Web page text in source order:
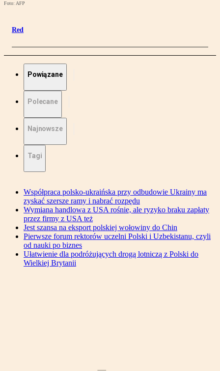
Foto: AFP
Red
Powiązane
Polecane
Najnowsze
Tagi
Współpraca polsko-ukraińska przy odbudowie Ukrainy ma
zyskać szersze ramy i nabrać rozpędu
Wymiana handlowa z USA rośnie, ale ryzyko braku zapłaty
przez firmy z USA też
Jest szansa na eksport polskiej wołowiny do Chin
Pierwsze forum rektorów uczelni Polski i Uzbekistanu, czyli
od nauki po biznes
Ułatwienie dla podróżujących drogą lotniczą z Polski do
Wielkiej Brytanii